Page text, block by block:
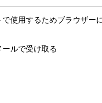
で使用するためブラウザー
ルで受け取る